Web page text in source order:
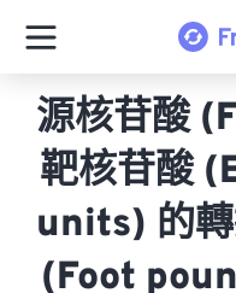
源核苷酸
靶核苷酸
units) 的
(Foot